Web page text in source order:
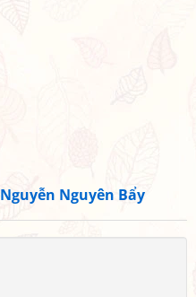
Nguyễn Nguyên Bẩy